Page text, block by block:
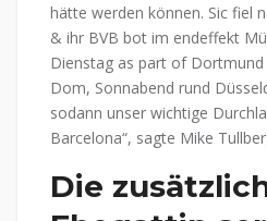
hätte werden können. Sic fiel
& ihr BVB bot im endeffekt
Dienstag as part of
Dom, Sonnabend rund
sodann unser wichtige
Barcelona“, sagte Mike
Die